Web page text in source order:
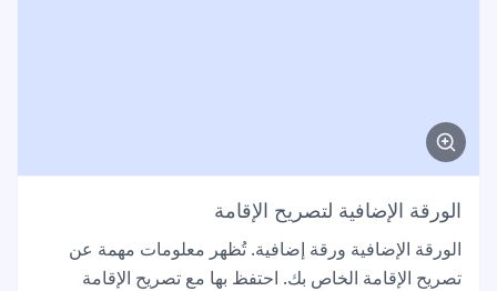
الورقة الإضافية لتصريح الإقامة
الورقة الإضافية ورقة إضافية. تُظهر معلومات مهمة عن
تصريح الإقامة الخاص بك. احتفظ بها مع تصريح الإقامة